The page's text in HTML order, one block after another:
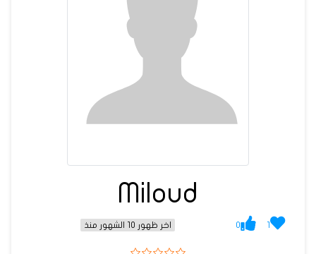
Miloud
1
0 اخر ظهور 10 الشهور منذ